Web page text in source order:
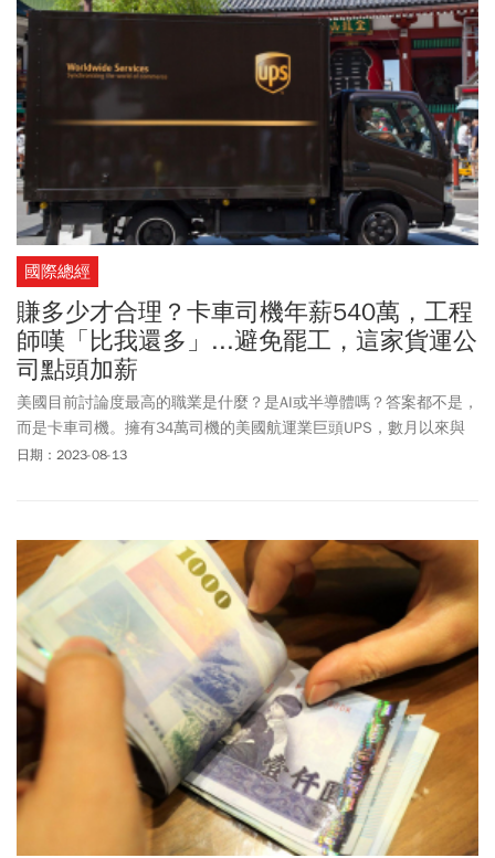
國際總經
賺多少才合理？卡車司機年薪540萬，工程
師嘆「比我還多」...避免罷工，這家貨運公
司點頭加薪
美國目前討論度最高的職業是什麼？是AI或半導體嗎？答案都不是，
而是卡車司機。擁有34萬司機的美國航運業巨頭UPS，數月以來與
國際卡車司機工會(IBT)進行談判，工會希望改善員工間差別待遇及
職員工時薪可達到25.75美元（約新台幣820元），但這項合約引發
研發工程師的不滿，因為貨運司機們竟然賺得比他們還多。
日期：2023-08-13